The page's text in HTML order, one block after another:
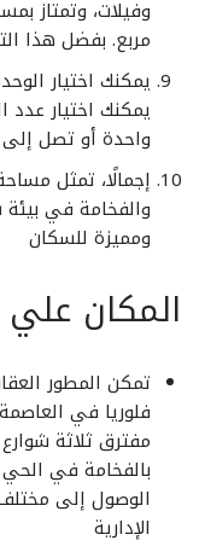
مربع. بفضل هذا
يمكنك اختيار
يمكنك اختيار
واحدة أو تصل إلى 4 غرف نوم.
إجمالًا، تمثل
والفخامة في بيئة
ومميزة للسكان
المكان
تمكن المطور
فلوريا في
مفترق ثلاثة
بالفخامة في
الوصول إلى
الإدارية